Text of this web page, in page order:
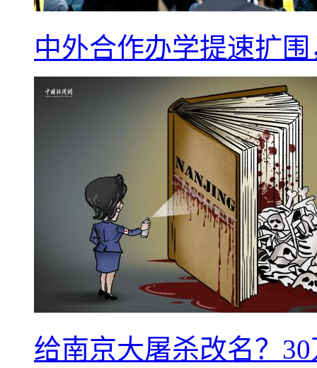
中外合作办学提速扩
给南京大屠杀改名？